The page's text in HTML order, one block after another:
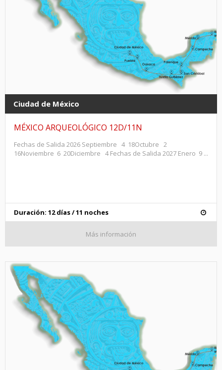
Ciudad de México
MÉXICO ARQUEOLÓGICO 12D/11N
Fechas de Salida 2026 Septiembre 4 18Octubre 2
16Noviembre 6 20Diciembre 4 Fechas de Salida 2027 Enero 9 ...
Duración: 12 días / 11 noches
Más información